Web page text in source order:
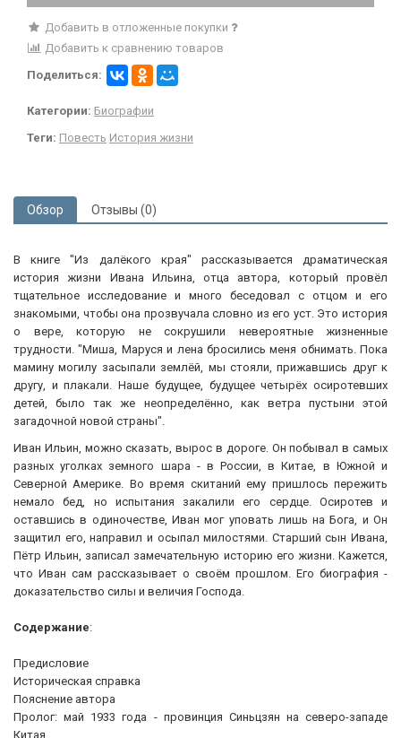
Добавить в отложенные покупки
Добавить к сравнению товаров
Поделиться:
Категории: Биографии
Теги: Повесть История жизни
Обзор Отзывы (0)
В книге "Из далёкого края" рассказывается драматическая
история жизни Ивана Ильина, отца автора, который провёл
тщательное исследование и много беседовал с отцом и его
знакомыми, чтобы она прозвучала словно из его уст. Это история
о вере, которую не сокрушили невероятные жизненные
трудности. "Миша, Маруся и лена бросились меня обнимать. Пока
мамину могилу засыпали землёй, мы стояли, прижавшись друг к
другу, и плакали. Наше будущее, будущее четырёх осиротевших
детей, было так же неопределённо, как ветра пустыни этой
загадочной новой страны".
Иван Ильин, можно сказать, вырос в дороге. Он побывал в самых
разных уголках земного шара - в России, в Китае, в Южной и
Северной Америке. Во время скитаний ему пришлось пережить
немало бед, но испытания закалили его сердце. Осиротев и
оставшись в одиночестве, Иван мог уповать лишь на Бога, и Он
защитил его, направил и осыпал милостями. Старший сын Ивана,
Пётр Ильин, записал замечательную историю его жизни. Кажется,
что Иван сам рассказывает о своём прошлом. Его биография -
доказательство силы и величия Господа.
Содержание:
Предисловие
Историческая справка
Пояснение автора
Пролог: май 1933 года - провинция Синьцзян на северо-западе
Китая